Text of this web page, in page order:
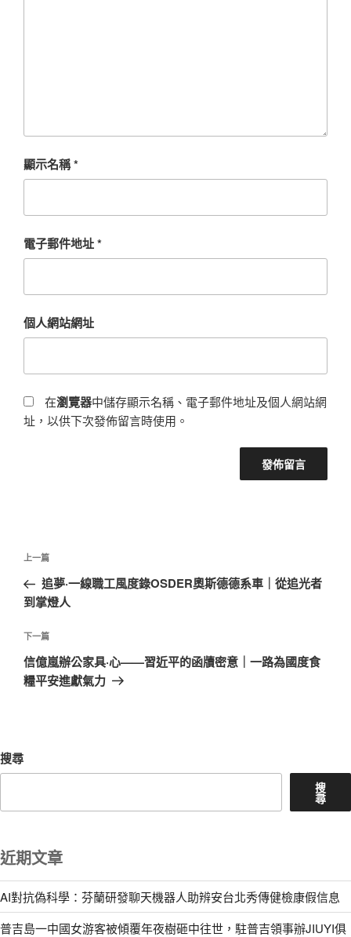
顯示名稱*
電子郵件地址*
個人網站網址
在瀏覽器中儲存顯示名稱、電子郵件地址及個人網站網
址，以供下次發佈留言時使用。
文
導
覽
上
一
篇
章
上一篇
追夢·一線職工風度錄OSDER奧斯德德系車｜從追光者
到掌燈人
下
一
篇
下一篇
信億嵐辦公家具·心——習近平的函牘密意｜一路為國度食
糧平安進獻氣力
搜尋
搜
尋
近期文章
AI對抗偽科學：芬蘭研發聊天機器人助辨安台北秀傳健檢康假信息
普吉島一中國女游客被傾覆年夜樹砸中往世，駐普吉領事辦JIUYI俱